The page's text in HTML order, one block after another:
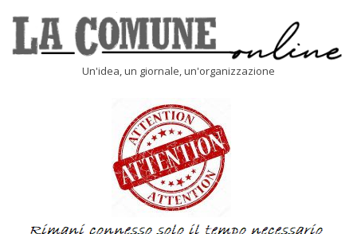
content
Un'idea, un giornale, un'organizzazione